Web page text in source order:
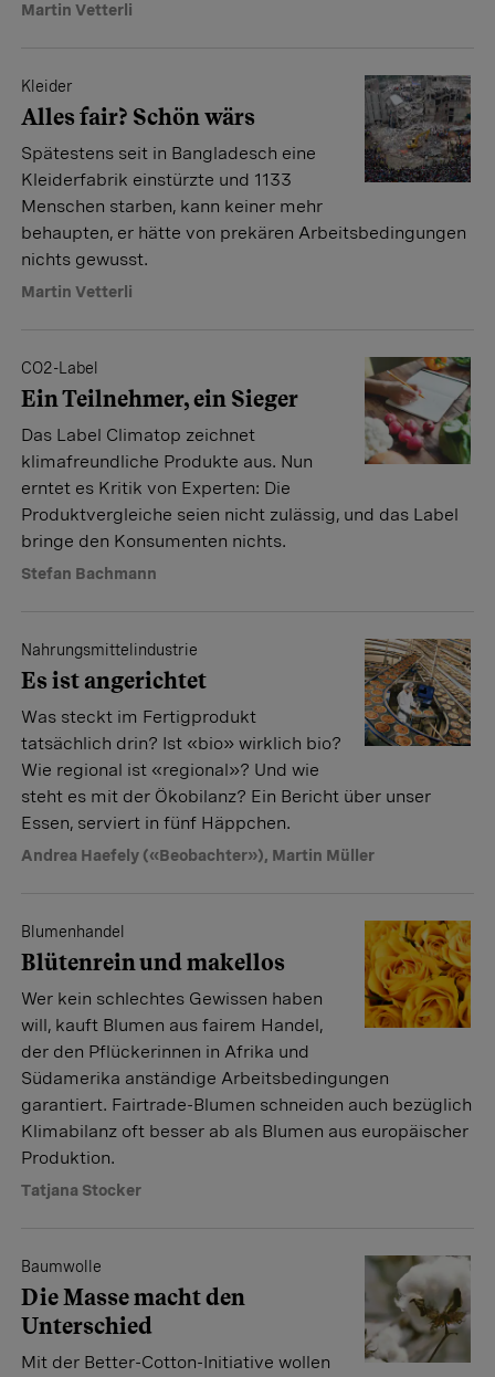
Martin Vetterli
Kleider
Alles fair? Schön wärs
Spätestens seit in Bangladesch eine
Kleiderfabrik einstürzte und 1133
Menschen starben, kann keiner mehr
behaupten, er hätte von prekären Arbeitsbedingungen
nichts gewusst.
Martin Vetterli
CO2-Label
Ein Teilnehmer, ein Sieger
Das Label Climatop zeichnet
klimafreundliche Produkte aus. Nun
erntet es Kritik von Experten: Die
Produktvergleiche seien nicht zulässig, und das Label
bringe den Konsumenten nichts.
Stefan Bachmann
Nahrungsmittelindustrie
Es ist angerichtet
Was steckt im Fertigprodukt
tatsächlich drin? Ist «bio» wirklich bio?
Wie regional ist «regional»? Und wie
steht es mit der Ökobilanz? Ein Bericht über unser
Essen, serviert in fünf Häppchen.
Andrea Haefely («Beobachter»), Martin Müller
Blumenhandel
Blütenrein und makellos
Wer kein schlechtes Gewissen haben
will, kauft Blumen aus fairem Handel,
der den Pflückerinnen in Afrika und
Südamerika anständige Arbeitsbedingungen
garantiert. Fairtrade-Blumen schneiden auch bezüglich
Klimabilanz oft besser ab als Blumen aus europäischer
Produktion.
Tatjana Stocker
Baumwolle
Die Masse macht den
Unterschied
Mit der Better-Cotton-Initiative wollen